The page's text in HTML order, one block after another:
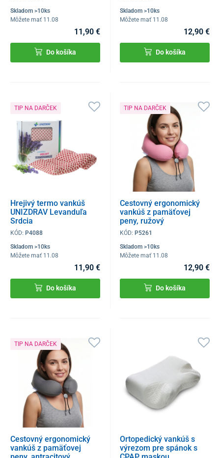
Skladom >10ks
Môžete mať 11.08
11,90 €
Do košíka
Skladom >10ks
Môžete mať 11.08
12,90 €
Do košíka
TIP NA DARČEK
Hrejivý termo vankúš
UNIZDRAV Levanduľa
Srdcia
KÓD: P4088
Skladom >10ks
Môžete mať 11.08
11,90 €
Do košíka
TIP NA DARČEK
Cestovný ergonomický
vankúš z pamäťovej
peny, ružový
KÓD:P5261
Skladom >10ks
Môžete mať 11.08
12,90 €
Do košíka
TIP NA DARČEK
Cestovný ergonomický
vankúš z pamäťovej
Ortopedický vankúš s
výrezom pre spánok s